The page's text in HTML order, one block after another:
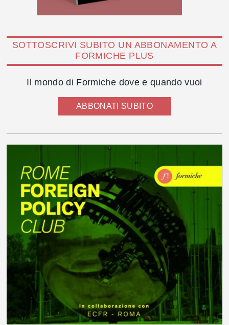
SOTTOSCRIVI SUBITO UN ABBONAMENTO A
FORMICHE PLUS
Il mondo di Formiche dove e quando vuoi
ABBONATI SUBITO